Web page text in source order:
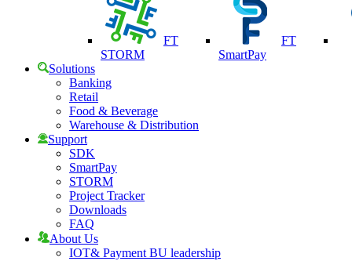
FT
STORM
FT
SmartPay
Solutions
Banking
Retail
Food & Beverage
Warehouse & Distribution
Support
SDK
SmartPay
STORM
Project Tracker
Downloads
FAQ
About Us
IOT& Payment BU leadership